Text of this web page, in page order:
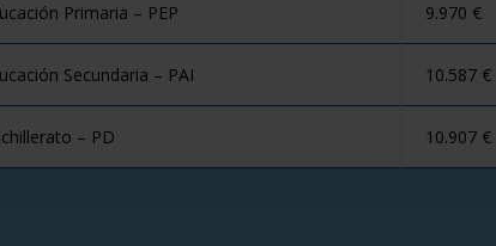
Primaria – PEP 9.970 €
Secundaria – PAI 10.587 €
– PD 10.907 €